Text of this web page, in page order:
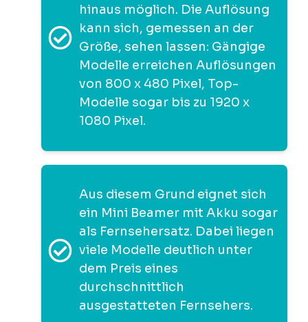
hinaus möglich. Die Auflösung
kann sich, gemessen an der
Größe, sehen lassen: Gängige
Modelle erreichen Auflösungen
von 800 x 480 Pixel, Top-
Modelle sogar bis zu 1920 x
1080 Pixel.
Aus diesem Grund eignet sich
ein Mini Beamer mit Akku sogar
als Fernsehersatz. Dabei liegen
viele Modelle deutlich unter
dem Preis eines
durchschnittlich
ausgestatteten Fernsehers.